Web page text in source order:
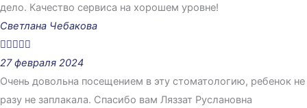
дело. Качество сервиса на хорошем уровне!
Светлана Чебакова

27 февраля 2024
Очень довольна посещением в эту стоматологию, ребенок не
разу не заплакала. Спасибо вам Ляззат Руслановна